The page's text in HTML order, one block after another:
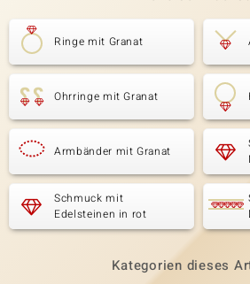
Ringe mit Granat
Ohrringe mit Granat
Armbänder mit Granat
Schmuck mit
Edelsteinen in rot
Kategorien dieses